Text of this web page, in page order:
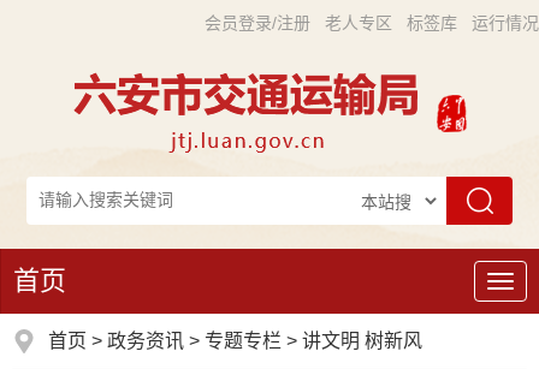
会员登录/注册 老人专区 标签库 运行情况
导
航
首页
首页 > 政务资讯 > 专题专栏 > 讲文明 树新风